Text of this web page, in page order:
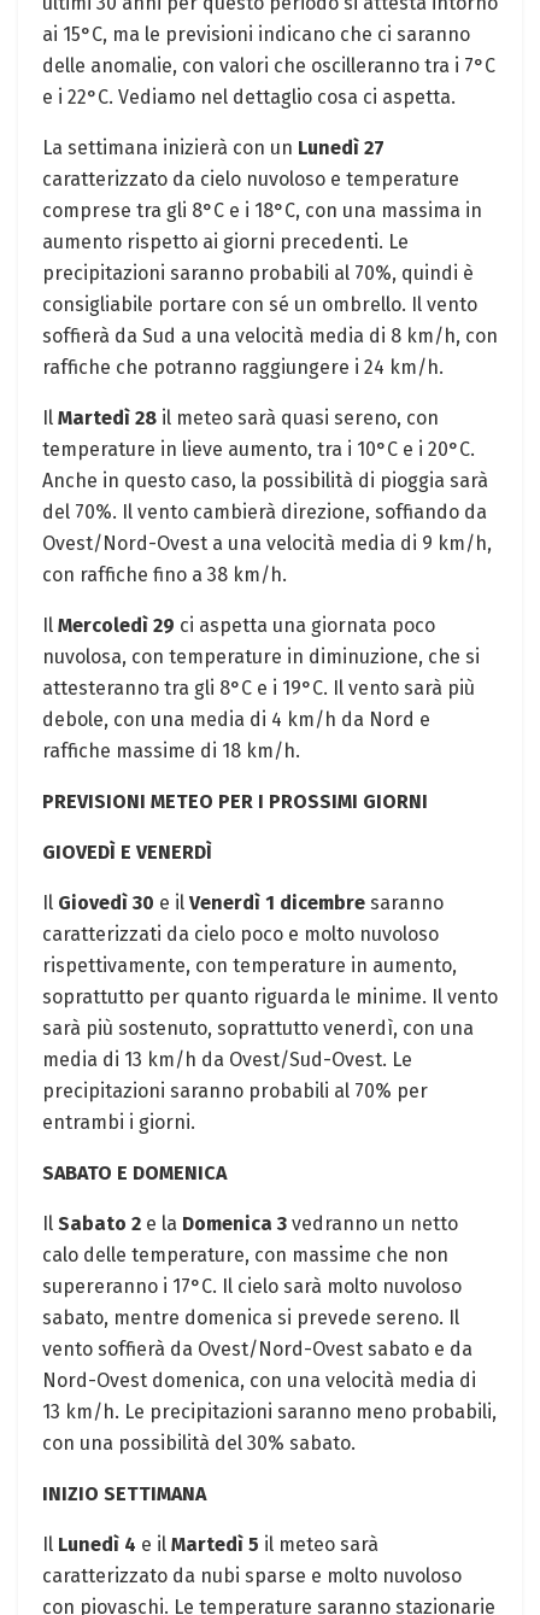
ai 15°C, ma le previsioni indicano che ci saranno
delle anomalie, con valori che oscilleranno tra i 7°C
e i 22°C. Vediamo nel dettaglio cosa ci aspetta.
La settimana inizierà con un Lunedì 27
caratterizzato da cielo nuvoloso e temperature
comprese tra gli 8°C e i 18°C, con una massima in
aumento rispetto ai giorni precedenti. Le
precipitazioni saranno probabili al 70%, quindi è
consigliabile portare con sé un ombrello. Il vento
soffierà da Sud a una velocità media di 8 km/h, con
raffiche che potranno raggiungere i 24 km/h.
Il Martedì 28 il meteo sarà quasi sereno, con
temperature in lieve aumento, tra i 10°C e i 20°C.
Anche in questo caso, la possibilità di pioggia sarà
del 70%. Il vento cambierà direzione, soffiando da
Ovest/Nord-Ovest a una velocità media di 9 km/h,
con raffiche fino a 38 km/h.
Il Mercoledì 29 ci aspetta una giornata poco
nuvolosa, con temperature in diminuzione, che si
attesteranno tra gli 8°C e i 19°C. Il vento sarà più
debole, con una media di 4 km/h da Nord e
raffiche massime di 18 km/h.
PREVISIONI METEO PER I PROSSIMI GIORNI
GIOVEDÌ E VENERDÌ
Il Giovedì 30 e il Venerdì 1 dicembre saranno
caratterizzati da cielo poco e molto nuvoloso
rispettivamente, con temperature in aumento,
soprattutto per quanto riguarda le minime. Il vento
sarà più sostenuto, soprattutto venerdì, con una
media di 13 km/h da Ovest/Sud-Ovest. Le
precipitazioni saranno probabili al 70% per
entrambi i giorni.
SABATO E DOMENICA
Il Sabato 2 e la Domenica 3 vedranno un netto
calo delle temperature, con massime che non
supereranno i 17°C. Il cielo sarà molto nuvoloso
sabato, mentre domenica si prevede sereno. Il
vento soffierà da Ovest/Nord-Ovest sabato e da
Nord-Ovest domenica, con una velocità media di
13 km/h. Le precipitazioni saranno meno probabili,
con una possibilità del 30% sabato.
INIZIO SETTIMANA
Il Lunedì 4 e il Martedì 5 il meteo sarà
caratterizzato da nubi sparse e molto nuvoloso
con piovaschi. Le temperature saranno stazionarie